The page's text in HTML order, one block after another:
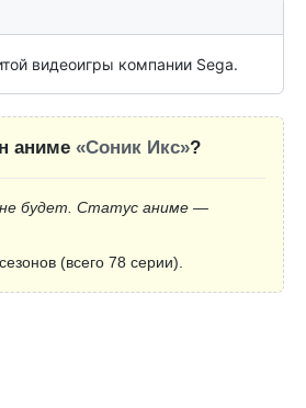
видеоигры компании Sega.
аниме «Соник Икс»?
будет. Статус аниме —
(всего 78 серии).